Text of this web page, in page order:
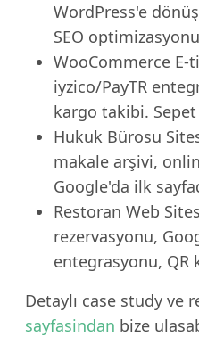
WordPress'e
SEO
WooCommerce E-
iyzico/PayTR
kargo takibi.
Hukuk Bürosu
makale arşivi,
Google'da ilk
Restoran Web
rezervasyonu,
entegrasyonu,
Detaylı case study ve
sayfasindan bize